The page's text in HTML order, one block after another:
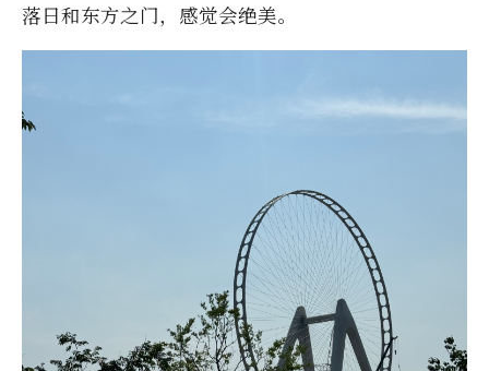
落日和东方之门，感觉会绝美。